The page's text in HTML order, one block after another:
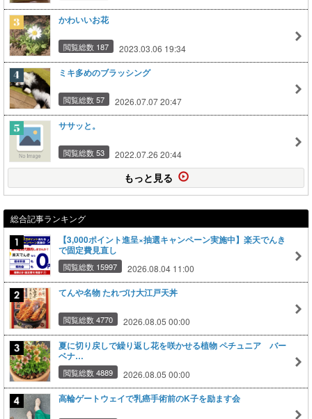
かわいいお花
閲覧総数 187 2023.03.06 19:34
ミキ多めのブラッシング
閲覧総数 57 2026.07.07 20:47
ササッと。
閲覧総数 53 2022.07.26 20:44
もっと見る
総合記事ランキング
【3,000ポイント進呈×抽選キャンペーン実施中】楽天でんき
で固定費見直し
閲覧総数 15997 2026.08.04 11:00
てんや名物 たれづけ大江戸天丼
閲覧総数 4770 2026.08.05 00:00
夏に切り戻しで繰り返し花を咲かせる植物 ペチュニア バー
ベナ…
閲覧総数 4889 2026.08.05 00:00
高輪ゲートウェイで乳癌手術前のK子を励ます会